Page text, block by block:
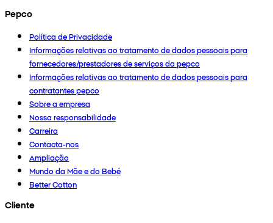
Pepco
Política de Privacidade
Informações relativas ao tratamento de dados pessoais para
fornecedores/prestadores de serviços da pepco
Informações relativas ao tratamento de dados pessoais para
contratantes pepco
Sobre a empresa
Nossa responsabilidade
Carreira
Contacta-nos
Ampliação
Mundo da Mãe e do Bebé
Better Cotton
Cliente